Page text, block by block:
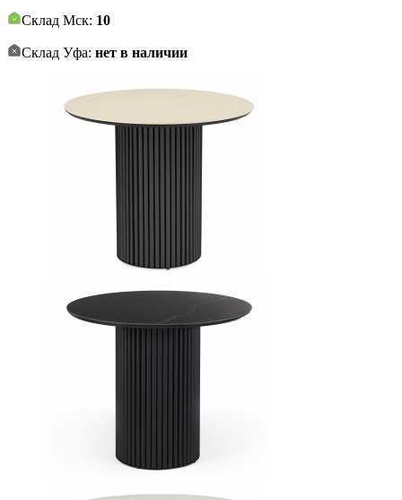
Склад Мск: 10
Склад Уфа: нет в наличии